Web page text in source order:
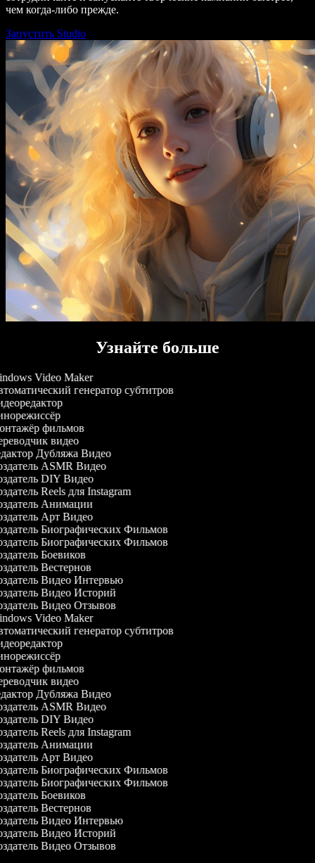
чем когда-либо прежде.
Запустить Studio
Узнайте больше
Video Maker
генератор субтитров
фильмов
видео
Дубляжа Видео
ASMR Видео
DIY Видео
Reels для Instagram
Анимации
Арт Видео
Биографических Фильмов
Биографических Фильмов
Боевиков
Вестернов
Видео Интервью
Видео Историй
Видео Отзывов
Video Maker
генератор субтитров
фильмов
видео
Дубляжа Видео
ASMR Видео
DIY Видео
Reels для Instagram
Анимации
Арт Видео
Биографических Фильмов
Биографических Фильмов
Боевиков
Вестернов
Видео Интервью
Видео Историй
Видео Отзывов